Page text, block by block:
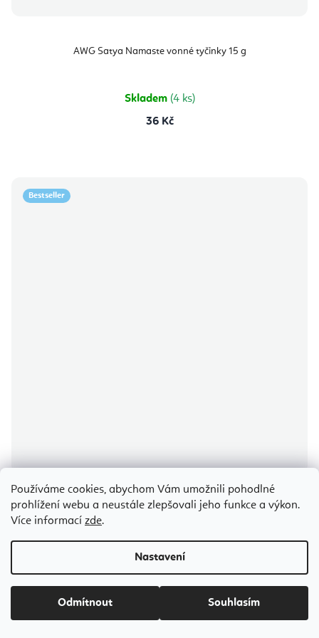
Používáme cookies, abychom Vám umožnili pohodlné
prohlížení webu a neustále zlepšovali jeho funkce a výkon.
Více informací zde.
Nastavení
Odmítnout Souhlasím
AWG Satya Namaste vonné tyčinky 15 g
Skladem (4 ks)
36 Kč
Bestseller
Flexity Ayurvedic Růže masala vonné tyčinky 15 g
Skladem(>5 ks)